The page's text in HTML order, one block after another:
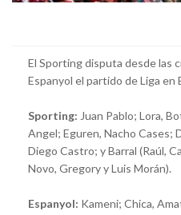
El Sporting disputa desde las
Espanyol el partido de Liga en
Sporting: Juan Pablo; Lora,
Angel; Eguren, Nacho Cases;
Diego Castro; y Barral (Raúl,
Novo, Gregory y Luis Morán).
Espanyol: Kameni; Chica,